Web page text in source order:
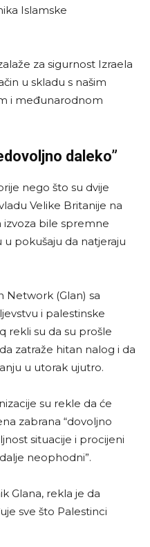
Islamske
za sigurnost Izraela
u skladu s našim
i međunarodnom
daleko”
nego što su dvije
Velike Britanije na
izvoza bile spremne
pokušaju da natjeraju
Network (Glan) sa
i palestinske
rekli su da su prošle
zatraže hitan nalog i da
u utorak ujutro.
su rekle da će
zabrana “dovoljno
situacije i procijeni
neophodni”.
Glana, rekla je da
sve što Palestinci